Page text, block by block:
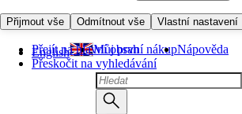
Přijmout vše Odmítnout vše Vlastní nastavení
Přejít na hlavní obsah
Přeskočit na vyhledávání
English Můj první nákupNápověda